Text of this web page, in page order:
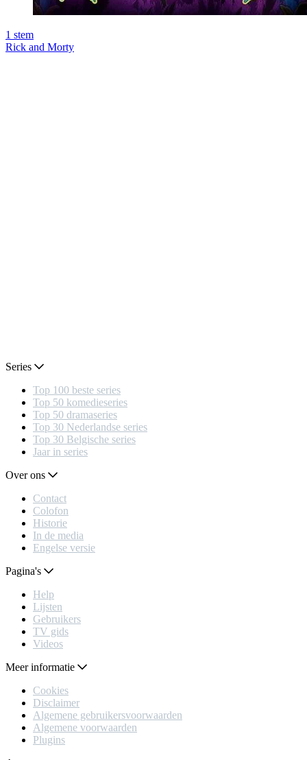
1 stem
Rick and Morty
Series
Top 100 beste series
Top 50 komedieseries
Top 50 dramaseries
Top 30 Nederlandse series
Top 30 Belgische series
Jaar in series
Over ons
Contact
Colofon
Historie
In de media
Engelse versie
Pagina's
Help
Lijsten
Gebruikers
TV gids
Videos
Meer informatie
Cookies
Disclaimer
Algemene gebruikersvoorwaarden
Algemene voorwaarden
Plugins